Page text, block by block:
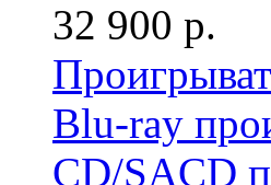
32 900 р.
Blu-ray
CD/SACD